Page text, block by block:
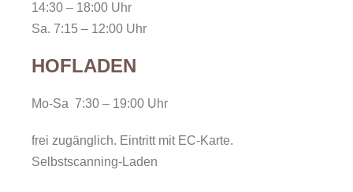
14:30 – 18:00 Uhr
Sa. 7:15 – 12:00 Uhr
HOFLADEN
Mo-Sa 7:30 – 19:00 Uhr
frei zugänglich. Eintritt mit EC-Karte.
Selbstscanning-Laden